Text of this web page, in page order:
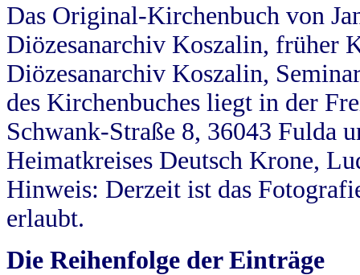
Das Original-Kirchenbuch von
Diözesanarchiv Koszalin, früher
Diözesanarchiv Koszalin,
des Kirchenbuches liegt in der
Schwank-Straße 8, 36043 Fulda
Heimatkreises Deutsch Krone,
Hinweis: Derzeit ist das
erlaubt.
Die Reihenfolge der Einträge